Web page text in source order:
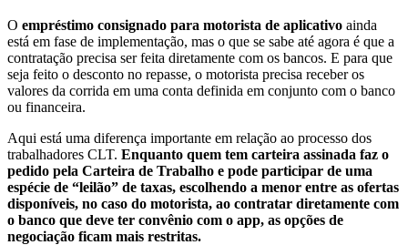
O empréstimo consignado para motorista de aplicativo ainda
está em fase de implementação, mas o que se sabe até agora é que a
contratação precisa ser feita diretamente com os bancos. E para que
seja feito o desconto no repasse, o motorista precisa receber os
valores da corrida em uma conta definida em conjunto com o banco
ou financeira.
Aqui está uma diferença importante em relação ao processo dos
trabalhadores CLT. Enquanto quem tem carteira assinada faz o
pedido pela Carteira de Trabalho e pode participar de uma
espécie de “leilão” de taxas, escolhendo a menor entre as ofertas
disponíveis, no caso do motorista, ao contratar diretamente com
o banco que deve ter convênio com o app, as opções de
negociação ficam mais restritas.